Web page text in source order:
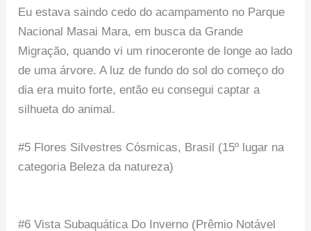
Eu estava saindo cedo do acampamento no Parque
Nacional Masai Mara, em busca da Grande
Migração, quando vi um rinoceronte de longe ao lado
de uma árvore. A luz de fundo do sol do começo do
dia era muito forte, então eu consegui captar a
silhueta do animal.
#5 Flores Silvestres Cósmicas, Brasil (15º lugar na
categoria Beleza da natureza)
#6 Vista Subaquática Do Inverno (Prêmio Notável